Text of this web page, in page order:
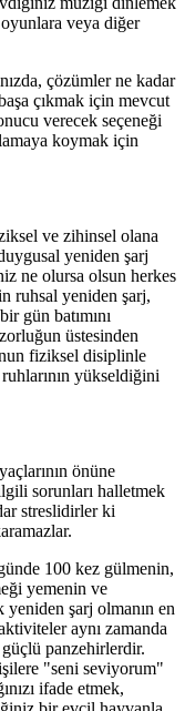
veya diğer
çözümler ne kadar
çıkmak için mevcut
verecek seçeneği
koymak için
ve zihinsel olana
yeniden şarj
ne olursa olsun herkes
ruhsal yeniden şarj,
gün batımını
üstesinden
fiziksel disiplinle
yükseldiğini
önüne
sorunları halletmek
streslidirler ki
100 kez gülmenin,
yemenin ve
yeniden şarj olmanın en
aynı zamanda
güçlü panzehirlerdir.
"seni seviyorum"
ifade etmek,